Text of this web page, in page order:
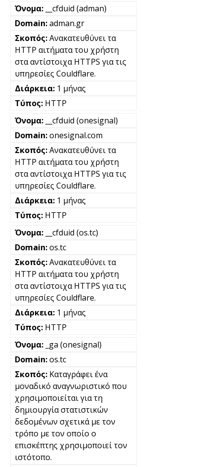
__cfduid (adman)
adman.gr
Ανακατευθύνει τα
HTTP αιτήματα του χρήστη
στα αντίστοιχα HTTPS για τις
υπηρεσίες Couldflare.
1 μήνας
HTTP
__cfduid (onesignal)
onesignal.com
Ανακατευθύνει τα
HTTP αιτήματα του χρήστη
στα αντίστοιχα HTTPS για τις
υπηρεσίες Couldflare.
1 μήνας
HTTP
__cfduid (os.tc)
os.tc
Ανακατευθύνει τα
HTTP αιτήματα του χρήστη
στα αντίστοιχα HTTPS για τις
υπηρεσίες Couldflare.
1 μήνας
HTTP
_ga (onesignal)
os.tc
Καταγράφει ένα
μοναδικό αναγνωριστικό που
χρησιμοποιείται για τη
δημιουργία στατιστικών
δεδομένων σχετικά με τον
τρόπο με τον οποίο ο
επισκέπτης χρησιμοποιεί τον
ιστότοπο.